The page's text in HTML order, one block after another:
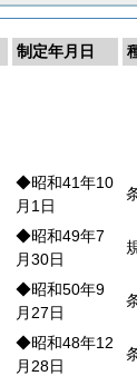
制定年月日
◆昭和41年10
月1日
◆昭和49年7
月30日
◆昭和50年9
月27日
◆昭和48年12
月28日